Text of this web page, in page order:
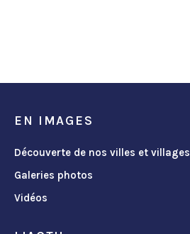
EN IMAGES
Découverte de nos villes et villages
Galeries photos
Vidéos